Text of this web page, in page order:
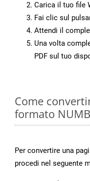
Carica il tuo file
Fai clic sul
Attendi il
Una volta
PDF sul tuo
Come
formato
Per convertire una
procedi nel seguente